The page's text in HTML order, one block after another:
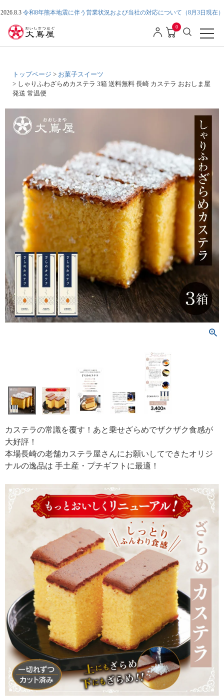
2026.8.3 令和8年熊本地震に伴う営業状況および当社の対応について（8月3日現在）
0
トップページ
お菓子スイーツ
しゃりふわざらめカステラ 3箱 送料無料 長崎 カステラ おおしま屋
発送 常温便
カステラの常識を覆す！あと乗せざらめでザクザク食感が
大好評！
本場長崎の老舗カステラ屋さんにお願いしてできたオリジ
ナルの逸品は 手土産・プチギフトに最適！